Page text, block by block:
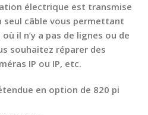
électrique est transmise
seul câble vous permettant
il n’y a pas de lignes ou de
souhaitez réparer des
IP ou IP, etc.
en option de 820 pi